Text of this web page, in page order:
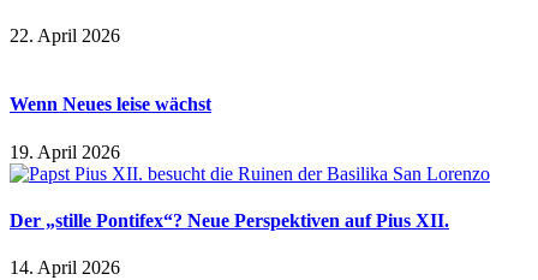
22. April 2026
Wenn Neues leise wächst
19. April 2026
Der „stille Pontifex“? Neue Perspektiven auf Pius XII.
14. April 2026